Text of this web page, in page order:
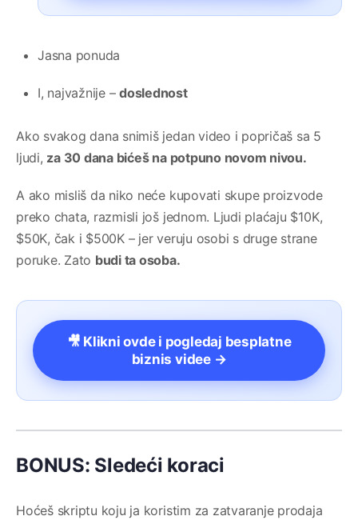
Jasna ponuda
I, najvažnije –doslednost
Ako svakog dana snimiš jedan video i popričaš sa 5
ljudi, za 30 dana bićeš na potpuno novom nivou.
A ako misliš da niko neće kupovati skupe proizvode
preko chata, razmisli još jednom. Ljudi plaćaju $10K,
$50K, čak i $500K – jer veruju osobi s druge strane
poruke. Zato budi ta osoba.
🎥 Klikni ovde i pogledaj besplatne
biznis videe →
BONUS: Sledeći koraci
Hoćeš skriptu koju ja koristim za zatvaranje prodaja